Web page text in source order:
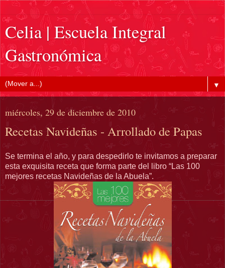
Celia | Escuela Integral
Gastronómica
▼
miércoles, 29 de diciembre de 2010
Recetas Navideñas - Arrollado de Papas
Se termina el año, y para despedirlo te invitamos a preparar
esta exquisita receta que forma parte del libro “Las 100
mejores recetas Navideñas de la Abuela”.